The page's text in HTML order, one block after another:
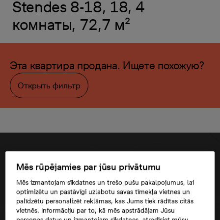
Stendes 8-18, 18, 4
комнаты, 72,7 м²
Эта квартира продана. Ищете похожую?
Открыть фильтр
Mēs rūpējamies par jūsu privātumu
Mēs izmantojam sīkdatnes un trešo pušu pakalpojumus, lai
optimizētu un pastāvīgi uzlabotu savas tīmekļa vietnes un
palīdzētu personalizēt reklāmas, kas Jums tiek rādītas citās
vietnēs. Informāciju par to, kā mēs apstrādājam Jūsu